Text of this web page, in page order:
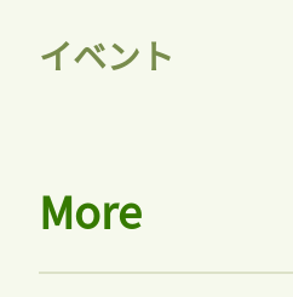
イベント
More